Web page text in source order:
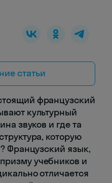
статьи
французский
культурный
звуков и где та
которую
Французский язык,
учебников и
отличается